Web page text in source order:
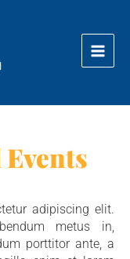
adipiscing elit.
metus in,
porttitor ante, a